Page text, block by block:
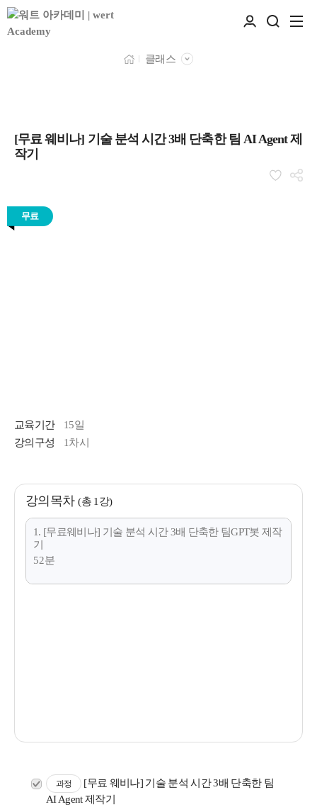
클래스
[무료 웨비나] 기술 분석 시간 3배 단축한 팀 AI Agent 제
작기
무료
교육기간
15일
강의구성
1차시
강의목차 (총 1강)
1. [무료웨비나] 기술 분석 시간 3배 단축한 팀GPT봇 제작
기
52분
과정
[무료 웨비나] 기술 분석 시간 3배 단축한 팀
AI Agent 제작기